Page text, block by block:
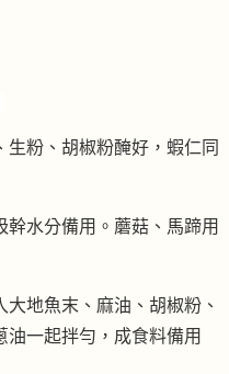
粉、胡椒粉醃好，蝦仁同
水分備用。蘑菇、馬蹄用
地魚末、麻油、胡椒粉、
油一起拌勻，成食料備用